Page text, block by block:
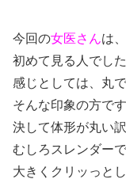
今回の女医さんは、
初めて見る人でした
感じとしては、丸
そんな印象の方です
決して体形が丸い訳
むしろスレンダーで
大きくクリッっと